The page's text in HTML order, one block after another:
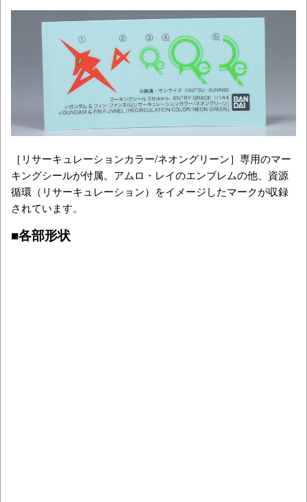
［リサーキュレーションカラー/ネオングリーン］専用のマー
キングシールが付属。アムロ・レイのエンブレムの他、資源
循環（リサーキュレーション）をイメージしたマークが収録
されています。
■各部形状